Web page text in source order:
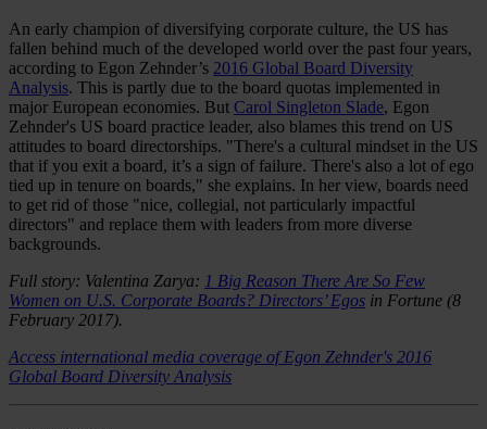
An early champion of diversifying corporate culture, the US has
fallen behind much of the developed world over the past four years,
according to Egon Zehnder’s 2016 Global Board Diversity
Analysis. This is partly due to the board quotas implemented in
major European economies. But Carol Singleton Slade, Egon
Zehnder's US board practice leader, also blames this trend on US
attitudes to board directorships. "There's a cultural mindset in the US
that if you exit a board, it’s a sign of failure. There's also a lot of ego
tied up in tenure on boards," she explains. In her view, boards need
to get rid of those "nice, collegial, not particularly impactful
directors" and replace them with leaders from more diverse
backgrounds.
Full story: Valentina Zarya: 1 Big Reason There Are So Few
Women on U.S. Corporate Boards? Directors’ Egos in Fortune (8
February 2017).
Access international media coverage of Egon Zehnder's 2016
Global Board Diversity Analysis